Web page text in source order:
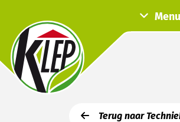
Menu
Terug naar